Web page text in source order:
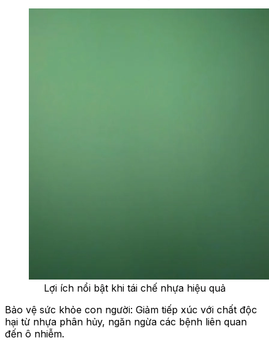
Lợi ích nổi bật khi tái chế nhựa hiệu quả
Bảo vệ sức khỏe con người: Giảm tiếp xúc với chất độc
hại từ nhựa phân hủy, ngăn ngừa các bệnh liên quan
đến ô nhiễm.